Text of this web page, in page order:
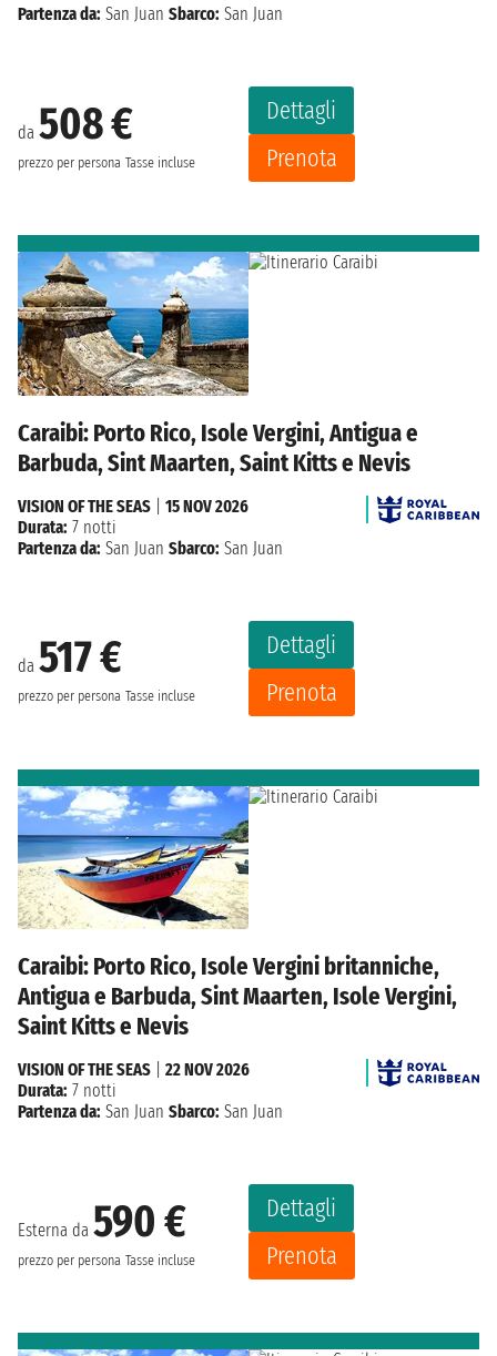
da 508 €
prezzo per persona Tasse incluse
Dettagli
Prenota
Partenza da: San Juan Sbarco: San Juan
Caraibi: Porto Rico, Isole Vergini, Antigua e
Barbuda, Sint Maarten, Saint Kitts e Nevis
da 517 €
prezzo per persona Tasse incluse
Dettagli
Prenota
VISION OF THE SEAS
15 NOV 2026
Durata: 7 notti
Partenza da: San Juan Sbarco: San Juan
Caraibi: Porto Rico, Isole Vergini britanniche,
Antigua e Barbuda, Sint Maarten, Isole Vergini,
Saint Kitts e Nevis
Esterna da 590 €
prezzo per persona Tasse incluse
Dettagli
Prenota
VISION OF THE SEAS
22 NOV 2026
Durata: 7 notti
Partenza da: San Juan Sbarco: San Juan